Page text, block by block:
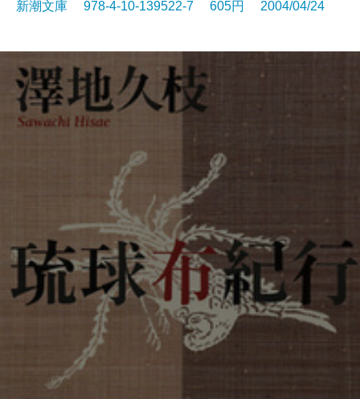
新潮文庫 978-4-10-139522-7 605円 2004/04/24